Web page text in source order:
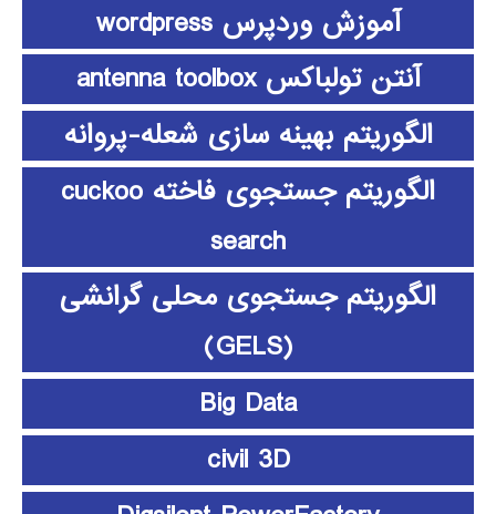
آموزش وردپرس wordpress
آنتن تولباکس antenna toolbox
الگوریتم بهینه سازی شعله-پروانه
الگوریتم جستجوی فاخته cuckoo
search
الگوریتم جستجوی محلی گرانشی
(GELS)
Big Data
civil 3D